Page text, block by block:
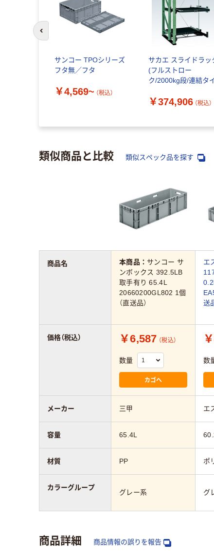
サンコー TPOシリーズ
フタ無／フタ
￥4,569~ （税込）
サカエ スライドラッ
(フルストロー
ク/2000kg段/連結タ
送品）
￥374,906 （税込）
類似商品と比較 類似スペック品を探す
本商品： サンコー サ
ンボックス 392.5LB
取手有り 65.4L
20660200GL802 1個
（直送品）
エ
送
￥6,587 （税込）
数量
カゴへ
数
三甲 エ
65.4L
PP ポ
グレー系 グ
商品名
価格（税込）
メーカー
容量
材質
カラーグループ
商品詳細 商品情報の誤りを報告